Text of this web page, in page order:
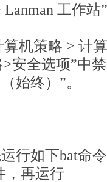
工作
机策略 > 计
安全选项”中
始终）”。
行如下bat命
，再运行